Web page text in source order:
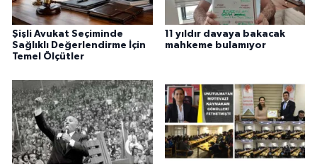
Şişli Avukat Seçiminde
Sağlıklı Değerlendirme İçin
Temel Ölçütler
11 yıldır davaya bakacak
mahkeme bulamıyor